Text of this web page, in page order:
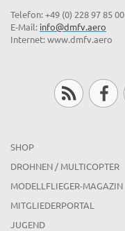
Telefon: +49 (0) 228 97 85 00
E-Mail: info@dmfv.aero
Internet: www.dmfv.aero
SHOP
DROHNEN / MULTICOPTER
MODELLFLIEGER-MAGAZIN
MITGLIEDERPORTAL
JUGEND